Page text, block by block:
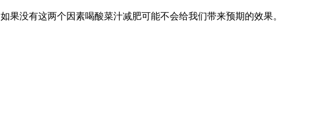
如果没有这两个因素喝酸菜汁减肥可能不会给我们带来预期的效果。